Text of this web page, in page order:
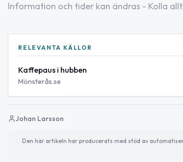
Information och tider kan ändras - Kolla
RELEVANTA KÄLLOR
Kaffepaus i hubben
Mönsterås.se
Johan Larsson
Den här artikeln har producerats med stöd av